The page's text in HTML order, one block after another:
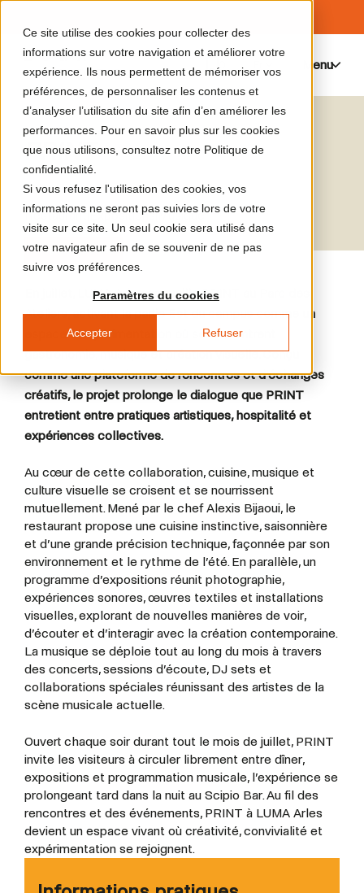
Ce site utilise des cookies pour collecter des
informations sur votre navigation et améliorer votre
expérience. Ils nous permettent de mémoriser vos
préférences, de personnaliser les contenus et
d’analyser l’utilisation du site afin d’en améliorer les
performances. Pour en savoir plus sur les cookies
que nous utilisons, consultez notre Politique de
confidentialité.
Si vous refusez l'utilisation des cookies, vos
informations ne seront pas suivies lors de votre
visite sur ce site. Un seul cookie sera utilisé dans
votre navigateur afin de se souvenir de ne pas
suivre vos préférences.
Paramètres du cookies
Accepter Refuser
Menu
PRINT
Restaurant Expositions|Musique
Programme invité
En juillet, LUMA Arles accueille PRINT au Parc des
Ateliers, activant la partie Est du campus comme un
espace d’expérimentation où se rencontrent
gastronomie, musique et création visuelle. Conçu
comme une plateforme de rencontres et d’échanges
créatifs, le projet prolonge le dialogue que PRINT
entretient entre pratiques artistiques, hospitalité et
expériences collectives.
Au cœur de cette collaboration, cuisine, musique et
culture visuelle se croisent et se nourrissent
mutuellement. Mené par le chef Alexis Bijaoui, le
restaurant propose une cuisine instinctive, saisonnière
et d’une grande précision technique, façonnée par son
environnement et le rythme de l’été. En parallèle, un
programme d’expositions réunit photographie,
expériences sonores, œuvres textiles et installations
visuelles, explorant de nouvelles manières de voir,
d’écouter et d’interagir avec la création contemporaine.
La musique se déploie tout au long du mois à travers
des concerts, sessions d’écoute, DJ sets et
collaborations spéciales réunissant des artistes de la
scène musicale actuelle.
Ouvert chaque soir durant tout le mois de juillet, PRINT
invite les visiteurs à circuler librement entre dîner,
expositions et programmation musicale, l’expérience se
prolongeant tard dans la nuit au Scipio Bar. Au fil des
rencontres et des événements, PRINT à LUMA Arles
devient un espace vivant où créativité, convivialité et
expérimentation se rejoignent.